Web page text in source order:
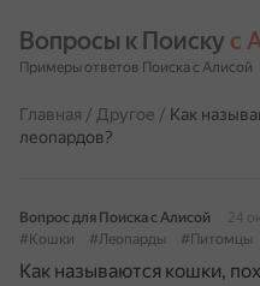
Вопросы к Поиску с
Примеры ответов Поиска с Алисой
Главная / Другое / Как
леопардов?
Вопрос для Поиска с Алисой
24
#Кошки
#Леопарды #Питомцы
Как называются кошки,